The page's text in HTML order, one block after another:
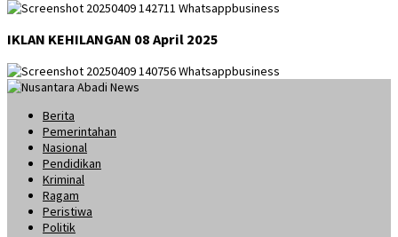
IKLAN KEHILANGAN 08 April 2025
Berita
Pemerintahan
Nasional
Pendidikan
Kriminal
Ragam
Peristiwa
Politik